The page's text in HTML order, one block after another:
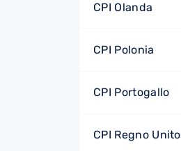
CPI Olanda
CPI Polonia
CPI Portogallo
CPI Regno Unito